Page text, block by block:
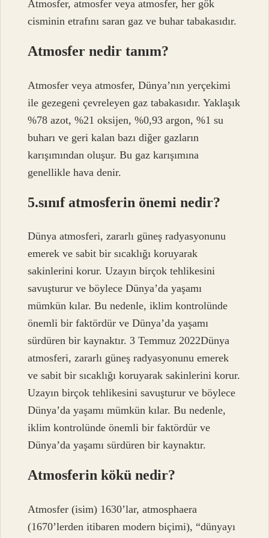
Atmosfer, atmosfer veya atmosfer, her gök
cisminin etrafını saran gaz ve buhar tabakasıdır.
Atmosfer nedir tanım?
Atmosfer veya atmosfer, Dünya’nın yerçekimi
ile gezegeni çevreleyen gaz tabakasıdır. Yaklaşık
%78 azot, %21 oksijen, %0,93 argon, %1 su
buharı ve geri kalan bazı diğer gazların
karışımından oluşur. Bu gaz karışımına
genellikle hava denir.
5.sınıf atmosferin önemi nedir?
Dünya atmosferi, zararlı güneş radyasyonunu
emerek ve sabit bir sıcaklığı koruyarak
sakinlerini korur. Uzayın birçok tehlikesini
savuşturur ve böylece Dünya’da yaşamı
mümkün kılar. Bu nedenle, iklim kontrolünde
önemli bir faktördür ve Dünya’da yaşamı
sürdüren bir kaynaktır. 3 Temmuz 2022Dünya
atmosferi, zararlı güneş radyasyonunu emerek
ve sabit bir sıcaklığı koruyarak sakinlerini korur.
Uzayın birçok tehlikesini savuşturur ve böylece
Dünya’da yaşamı mümkün kılar. Bu nedenle,
iklim kontrolünde önemli bir faktördür ve
Dünya’da yaşamı sürdüren bir kaynaktır.
Atmosferin kökü nedir?
Atmosfer (isim) 1630’lar, atmosphaera
(1670’lerden itibaren modern biçimi), “dünyayı